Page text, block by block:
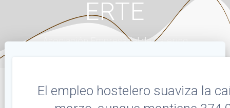
ERTE
Asociación Empresarial de Catering
El empleo hostelero suaviza la